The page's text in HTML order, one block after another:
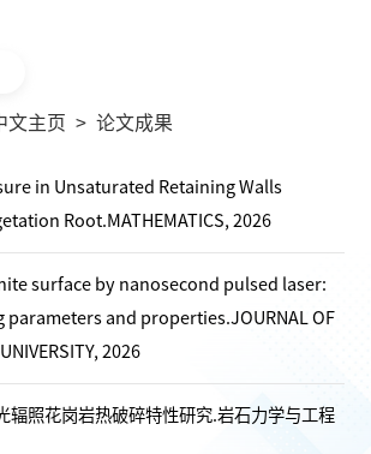
文主页 > 论文成果
in Unsaturated Retaining Walls
Root.MATHEMATICS, 2026
surface by nanosecond pulsed laser:
and properties.JOURNAL OF
2026
辐照花岗岩热破碎特性研究.岩石力学与工程